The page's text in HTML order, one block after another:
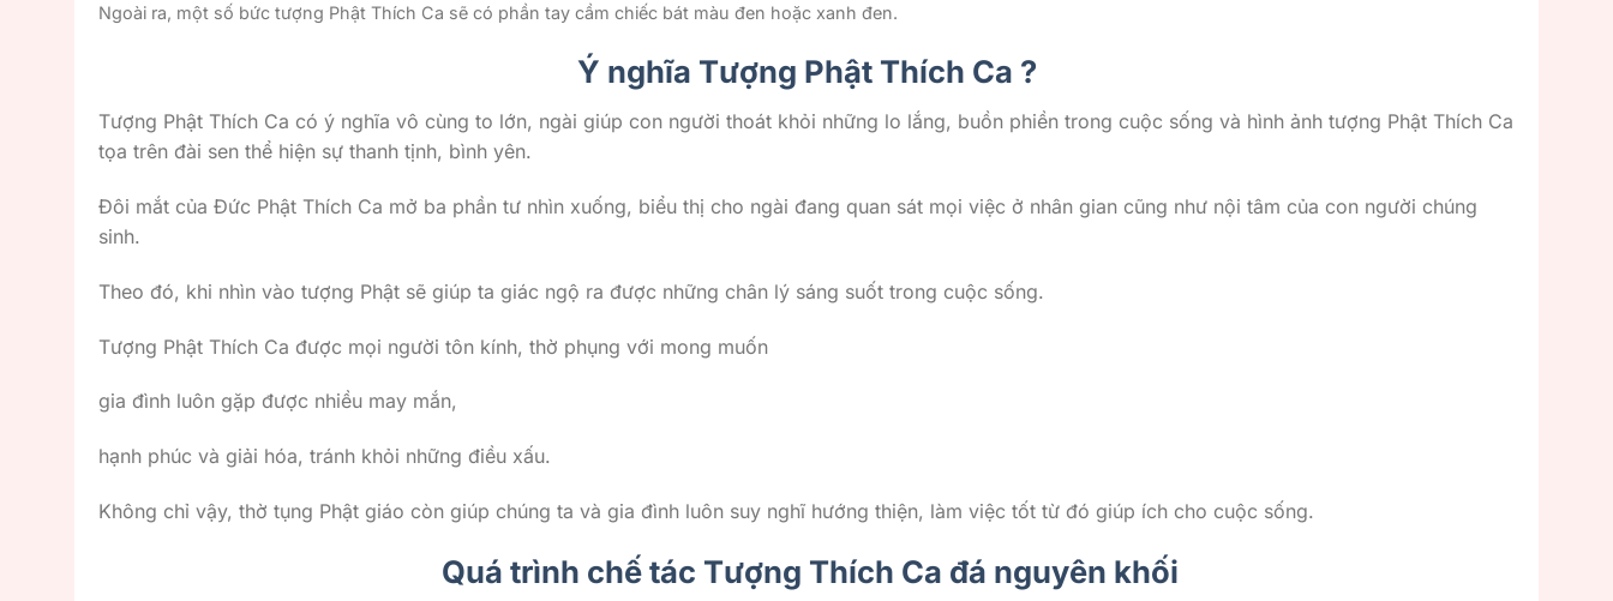
Ngoài ra, một số bức tượng Phật Thích Ca sẽ có phần tay cầm chiếc bát màu đen hoặc xanh đen.
Ý nghĩa Tượng Phật Thích Ca ?
Tượng Phật Thích Ca có ý nghĩa vô cùng to lớn, ngài giúp con người thoát khỏi những lo lắng, buồn phiền trong cuộc sống và hình ảnh tượng Phật Thích Ca
tọa trên đài sen thể hiện sự thanh tịnh, bình yên.
Đôi mắt của Đức Phật Thích Ca mở ba phần tư nhìn xuống, biểu thị cho ngài đang quan sát mọi việc ở nhân gian cũng như nội tâm của con người chúng
sinh.
Theo đó, khi nhìn vào tượng Phật sẽ giúp ta giác ngộ ra được những chân lý sáng suốt trong cuộc sống.
Tượng Phật Thích Ca được mọi người tôn kính, thờ phụng với mong muốn
gia đình luôn gặp được nhiều may mắn,
hạnh phúc và giải hóa, tránh khỏi những điều xấu.
Không chỉ vậy, thờ tụng Phật giáo còn giúp chúng ta và gia đình luôn suy nghĩ hướng thiện, làm việc tốt từ đó giúp ích cho cuộc sống.
Quá trình chế tác Tượng Thích Ca đá nguyên khối